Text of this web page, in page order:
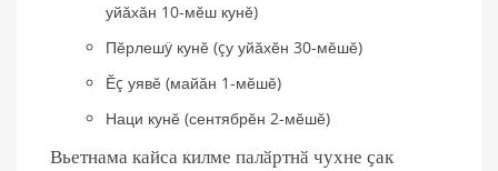
уйӑхӑн 10-мӗш кунӗ)
Пĕрлешÿ кунĕ (çу уйăхĕн 30-мĕшĕ)
Ĕç уявĕ (майăн 1-мĕшĕ)
Наци кунĕ (сентябрĕн 2-мĕшĕ)
Вьетнама кайса килме палӑртнӑ чухне ҫак